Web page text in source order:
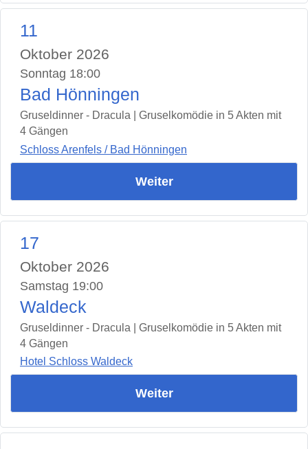
11
Oktober 2026
Sonntag 18:00
Bad Hönningen
Gruseldinner - Dracula | Gruselkomödie in 5 Akten mit
4 Gängen
Schloss Arenfels / Bad Hönningen
Weiter
17
Oktober 2026
Samstag 19:00
Waldeck
Gruseldinner - Dracula | Gruselkomödie in 5 Akten mit
4 Gängen
Hotel Schloss Waldeck
Weiter